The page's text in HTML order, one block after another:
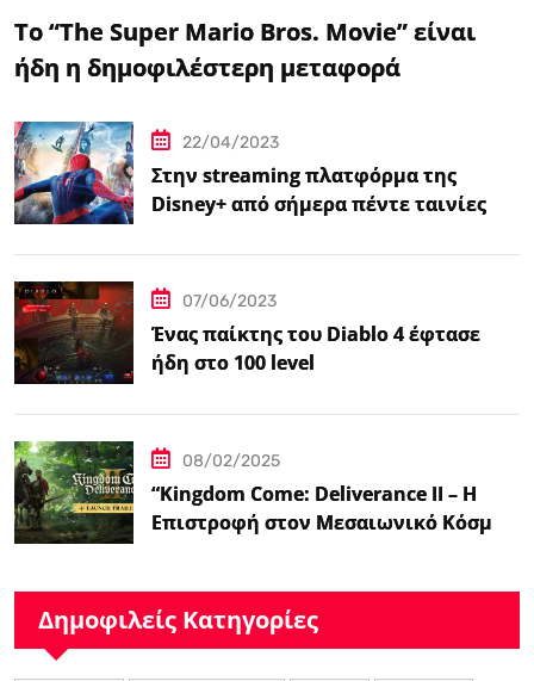
Το “The Super Mario Bros. Movie” είναι
ήδη η δημοφιλέστερη μεταφορά
22/04/2023
Στην streaming πλατφόρμα της
Disney+ από σήμερα πέντε ταινίες
07/06/2023
Ένας παίκτης του Diablo 4 έφτασε
ήδη στο 100 level
08/02/2025
“Kingdom Come: Deliverance II – Η
Επιστροφή στον Μεσαιωνικό Κόσμο
Δημοφιλείς Κατηγορίες